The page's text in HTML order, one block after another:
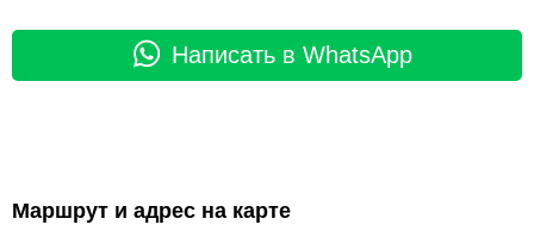
Написать в WhatsApp
Маршрут и адрес на карте